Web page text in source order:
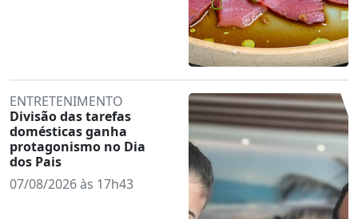
ENTRETENIMENTO
Divisão das tarefas
domésticas ganha
protagonismo no Dia
dos Pais
07/08/2026 às 17h43